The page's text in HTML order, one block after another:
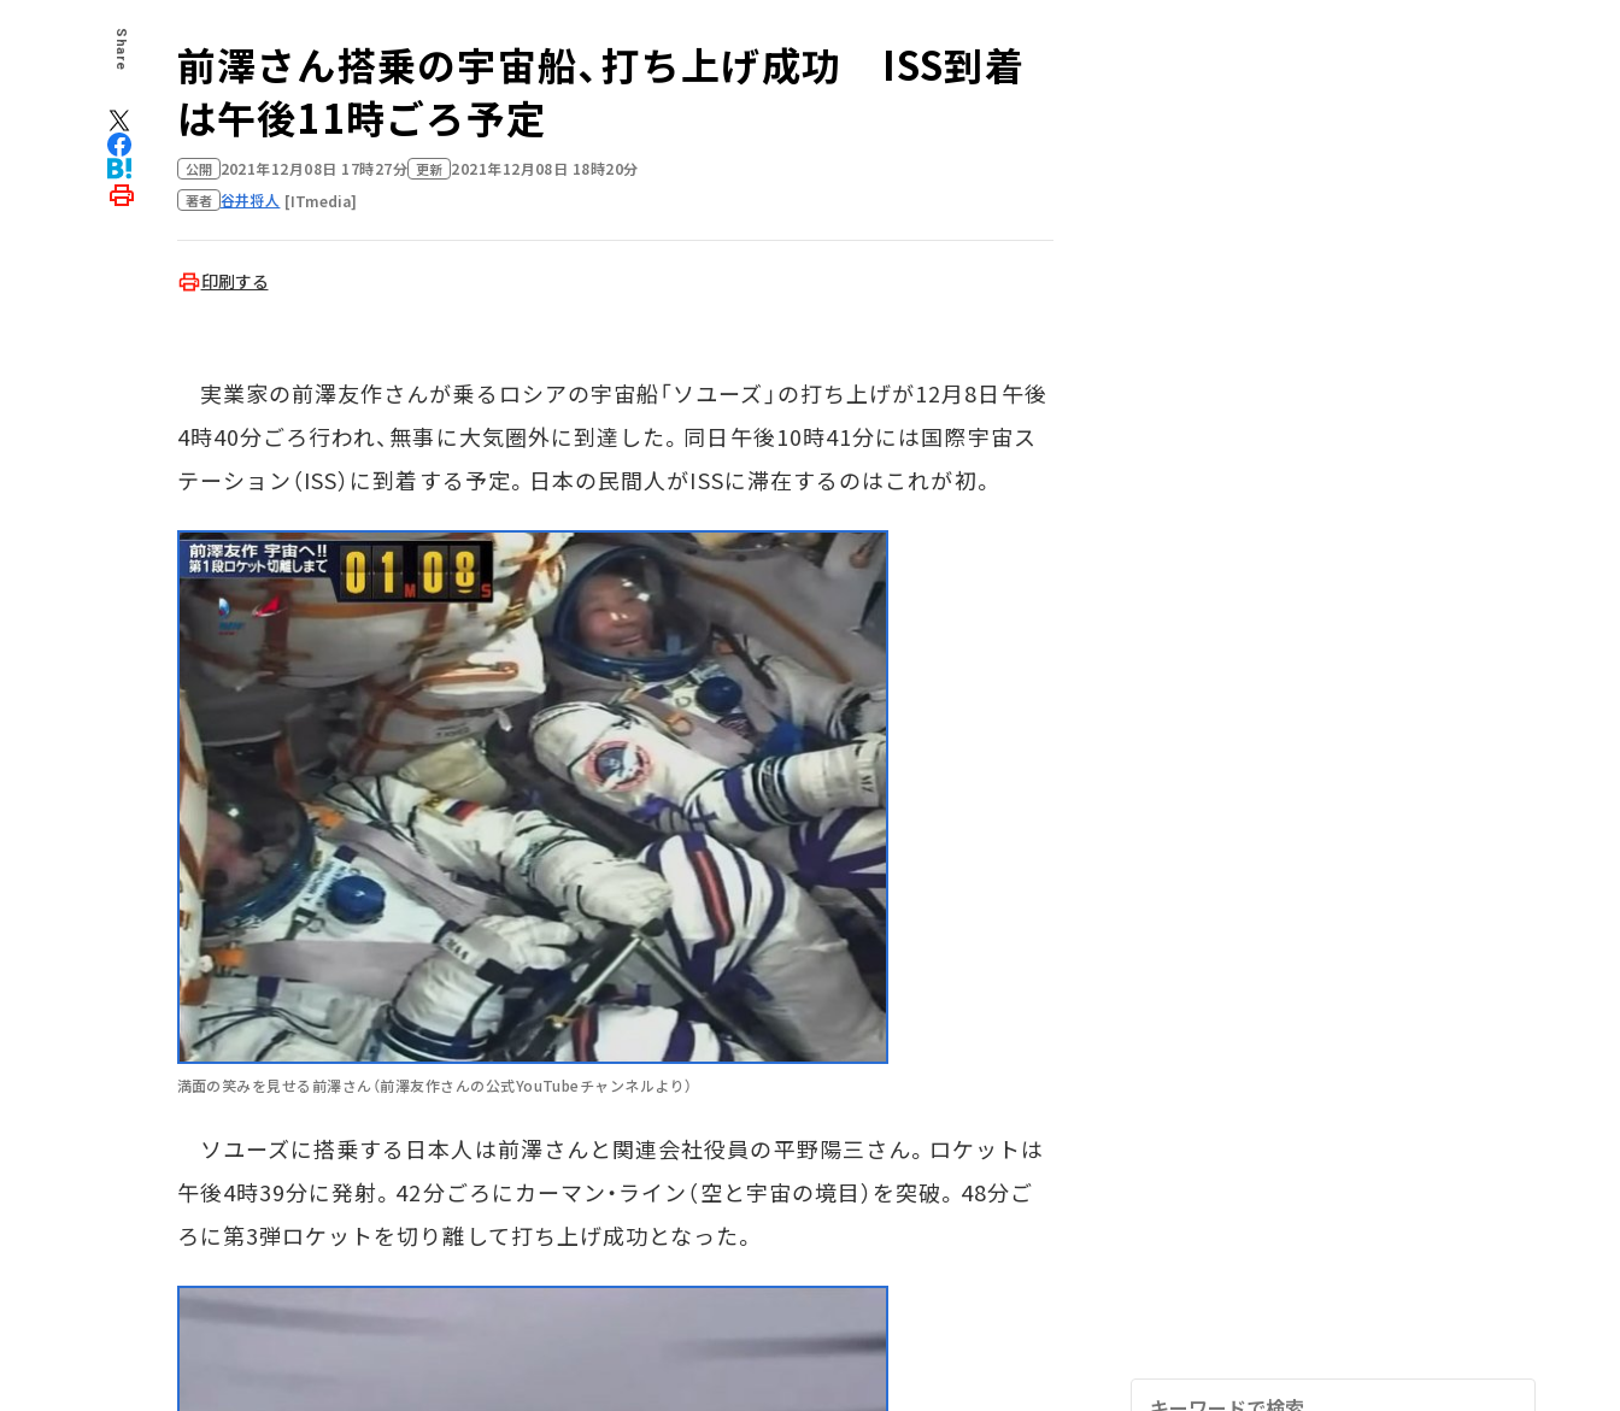
Share
前澤さん搭乗の宇宙船、打ち上げ成功 ISS到着
は午後11時ごろ予定
公開 2021年12月08日 17時27分 更新 2021年12月08日 18時20分
著者 谷井将人 [ITmedia]
印刷する
実業家の前澤友作さんが乗るロシアの宇宙船「ソユーズ」の打ち上げが12月8日午後
4時40分ごろ行われ、無事に大気圏外に到達した。同日午後10時41分には国際宇宙ス
テーション（ISS）に到着する予定。日本の民間人がISSに滞在するのはこれが初。
満面の笑みを見せる前澤さん（前澤友作さんの公式YouTubeチャンネルより）
ソユーズに搭乗する日本人は前澤さんと関連会社役員の平野陽三さん。ロケットは
午後4時39分に発射。42分ごろにカーマン・ライン（空と宇宙の境目）を突破。48分ご
ろに第3弾ロケットを切り離して打ち上げ成功となった。